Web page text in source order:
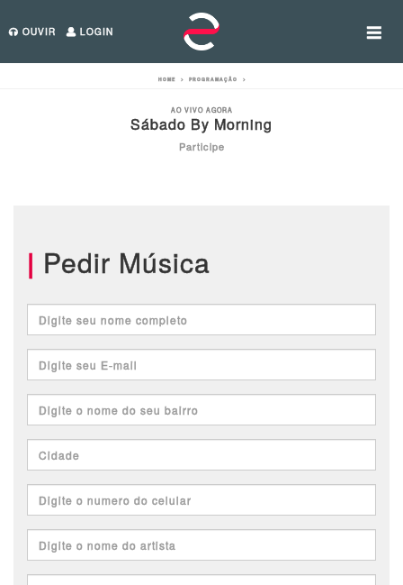
OUVIR LOGIN
HOME > PROGRAMAÇÃO >
AO VIVO AGORA
Sábado By Morning
Participe
| Pedir Música